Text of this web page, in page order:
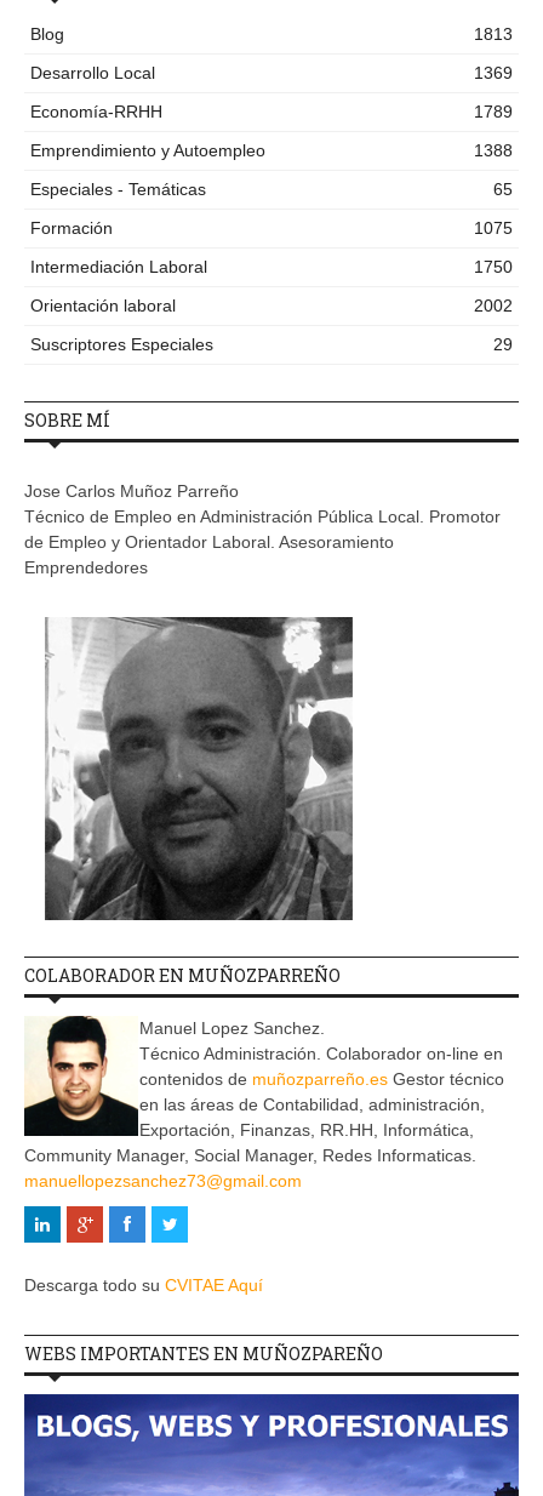
Blog
1813
Desarrollo Local
1369
Economía-RRHH
1789
Emprendimiento y Autoempleo
1388
Especiales - Temáticas
65
Formación
1075
Intermediación Laboral
1750
Orientación laboral
2002
Suscriptores Especiales
29
SOBRE MÍ
Jose Carlos Muñoz Parreño
Técnico de Empleo en Administración Pública Local. Promotor
de Empleo y Orientador Laboral. Asesoramiento
Emprendedores
COLABORADOR EN MUÑOZPARREÑO
Manuel Lopez Sanchez.
Técnico Administración. Colaborador on-line en
contenidos de muñozparreño.es Gestor técnico
en las áreas de Contabilidad, administración,
Exportación, Finanzas, RR.HH, Informática,
Community Manager, Social Manager, Redes Informaticas.
manuellopezsanchez73@gmail.com
Descarga todo su CVITAE Aquí
WEBS IMPORTANTES EN MUÑOZPAREÑO